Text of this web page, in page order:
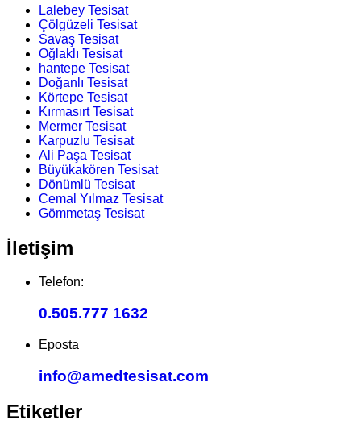
Lalebey Tesisat
Çölgüzeli Tesisat
Savaş Tesisat
Oğlaklı Tesisat
hantepe Tesisat
Doğanlı Tesisat
Körtepe Tesisat
Kırmasırt Tesisat
Mermer Tesisat
Karpuzlu Tesisat
Ali Paşa Tesisat
Büyükakören Tesisat
Dönümlü Tesisat
Cemal Yılmaz Tesisat
Gömmetaş Tesisat
İletişim
Telefon:
0.505.777 1632
Eposta
info@amedtesisat.com
Etiketler